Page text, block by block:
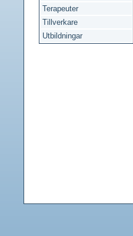
Terapeuter
Tillverkare
Utbildningar